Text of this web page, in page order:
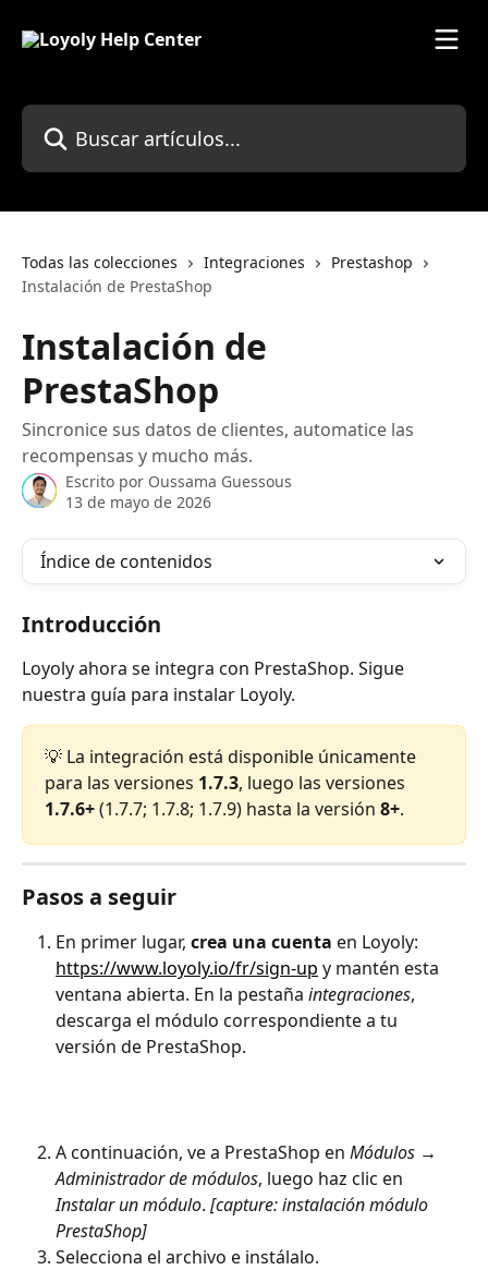
Buscar artículos...
Todas las colecciones Integraciones
Prestashop
Instalación de PrestaShop
Instalación de
PrestaShop
Sincronice sus datos de clientes, automatice las
recompensas y mucho más.
Escrito por Oussama Guessous
13 de mayo de 2026
Índice de contenidos
Introducción
Loyoly ahora se integra con PrestaShop. Sigue
nuestra guía para instalar Loyoly.
💡 La integración está disponible únicamente
para las versiones 1.7.3, luego las versiones
1.7.6+ (1.7.7; 1.7.8; 1.7.9) hasta la versión 8+.
Pasos a seguir
En primer lugar, crea una cuenta en Loyoly:
https://www.loyoly.io/fr/sign-up y mantén esta
ventana abierta. En la pestaña integraciones,
descarga el módulo correspondiente a tu
versión de PrestaShop.
A continuación, ve a PrestaShop en Módulos →
Administrador de módulos, luego haz clic en
Instalar un módulo. [capture: instalación módulo
PrestaShop]
Selecciona el archivo e instálalo.